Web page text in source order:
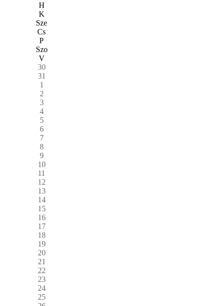
H
K
Sze
Cs
P
Szo
V
30
31
1
2
3
4
5
6
7
8
9
10
11
12
13
14
15
16
17
18
19
20
21
22
23
24
25